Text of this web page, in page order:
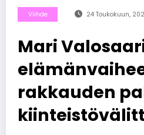
Viihde 24 Toukokuun,
Mari
rakkauden